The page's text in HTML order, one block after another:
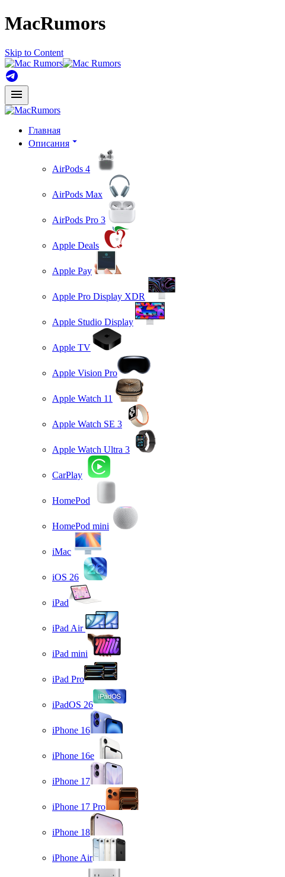
MacRumors
Skip to Content
Главная
Описания
AirPods 4
AirPods Max
AirPods Pro 3
Apple Deals
Apple Pay
Apple Pro Display XDR
Apple Studio Display
Apple TV
Apple Vision Pro
Apple Watch 11
Apple Watch SE 3
Apple Watch Ultra 3
CarPlay
HomePod
HomePod mini
iMac
iOS 26
iPad
iPad Air
iPad mini
iPad Pro
iPadOS 26
iPhone 16
iPhone 16e
iPhone 17
iPhone 17 Pro
iPhone 18
iPhone Air